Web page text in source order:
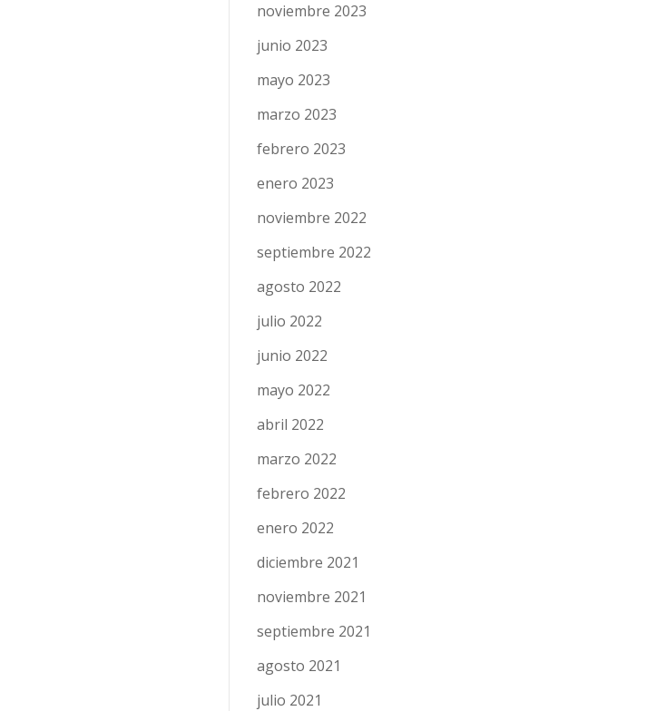
noviembre 2023
junio 2023
mayo 2023
marzo 2023
febrero 2023
enero 2023
noviembre 2022
septiembre 2022
agosto 2022
julio 2022
junio 2022
mayo 2022
abril 2022
marzo 2022
febrero 2022
enero 2022
diciembre 2021
noviembre 2021
septiembre 2021
agosto 2021
julio 2021